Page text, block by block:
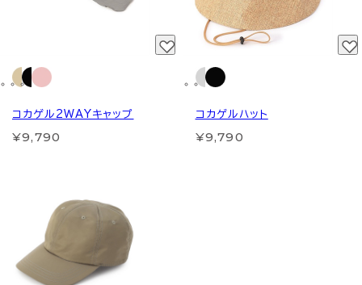
コカゲル2WAYキャップ
¥9,790
コカゲルハット
¥9,790